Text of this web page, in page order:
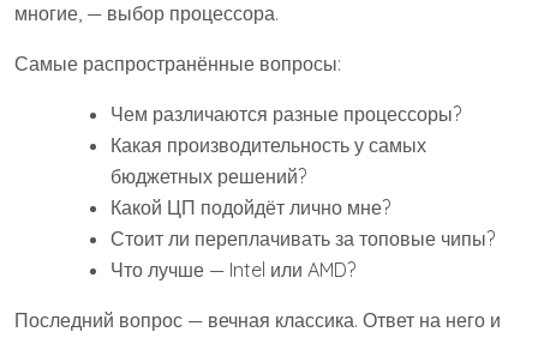
многие, — выбор процессора.
Самые распространённые вопросы:
Чем различаются разные процессоры?
Какая производительность у самых
бюджетных решений?
Какой ЦП подойдёт лично мне?
Стоит ли переплачивать за топовые чипы?
Что лучше — Intel или AMD?
Последний вопрос — вечная классика. Ответ на него и